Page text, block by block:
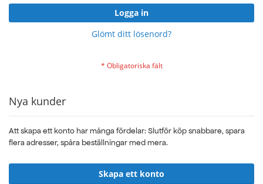
Logga in
Glömt ditt lösenord?
Nya kunder
Att skapa ett konto har många fördelar: Slutför köp snabbare, spara
flera adresser, spåra beställningar med mera.
Skapa ett konto